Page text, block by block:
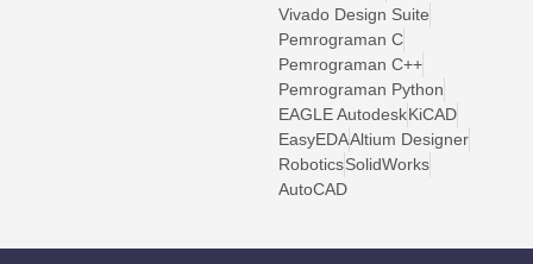
Vivado Design Suite
Pemrograman C
Pemrograman C++
Pemrograman Python
EAGLE AutodeskKiCAD
EasyEDAAltium Designer
RoboticsSolidWorks
AutoCAD